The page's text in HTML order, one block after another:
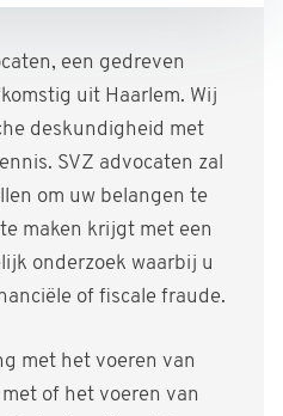
een gedreven
uit Haarlem. Wij
deskundigheid met
SVZ advocaten zal
om uw belangen te
maken krijgt met een
onderzoek waarbij u
of fiscale fraude.
met het voeren van
of het voeren van